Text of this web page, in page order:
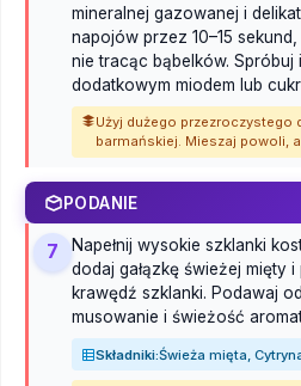
mineralnej gazowanej i
napojów przez 10–15 sekund,
nie tracąc bąbelków.
dodatkowym miodem lub
Użyj dużego przezroczystego
barmańskiej. Mieszaj powoli,
PODANIE
7
Napełnij wysokie szklanki
dodaj gałązkę świeżej mięty
krawędź szklanki. Podawaj
musowanie i świeżość
Składniki:Świeża mięta,